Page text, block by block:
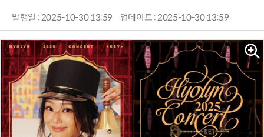
발행일 : 2025-10-30 13:59 업데이트 : 2025-10-30 13:59